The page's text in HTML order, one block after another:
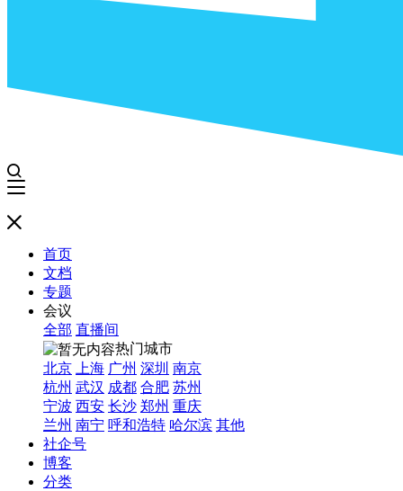
首页
文档
专题
会议
全部 直播间
热门城市
北京
上海 广州 深圳 南京
杭州 武汉 成都 合肥 苏州
宁波 西安 长沙 郑州 重庆
兰州 南宁 呼和浩特 哈尔滨 其他
社企号
博客
分类